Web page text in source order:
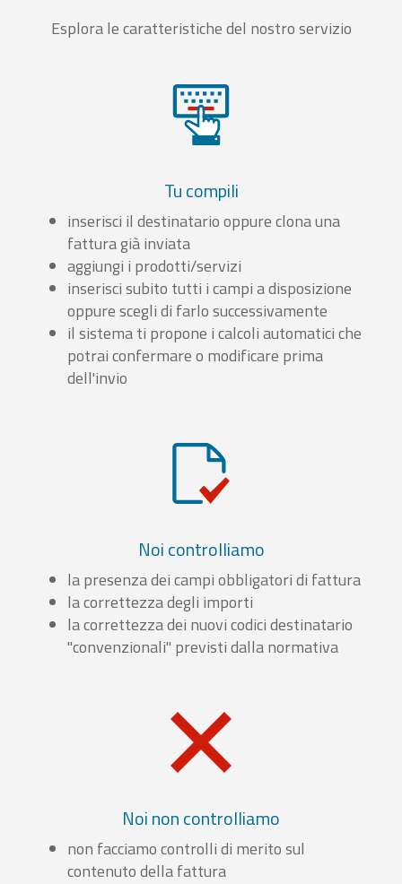
Esplora le caratteristiche del nostro servizio
Tu compili
inserisci il destinatario oppure clona una
fattura già inviata
aggiungi i prodotti/servizi
inserisci subito tutti i campi a disposizione
oppure scegli di farlo successivamente
il sistema ti propone i calcoli automatici che
potrai confermare o modificare prima
dell'invio
Noi controlliamo
la presenza dei campi obbligatori di fattura
la correttezza degli importi
la correttezza dei nuovi codici destinatario
"convenzionali" previsti dalla normativa
Noi non controlliamo
non facciamo controlli di merito sul
contenuto della fattura